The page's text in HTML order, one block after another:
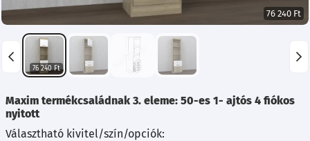
76 240 Ft
76 240 Ft
Maxim termékcsaládnak 3. eleme: 50-es 1- ajtós 4 fiókos
nyitott
Választható kivitel/szín/opciók: